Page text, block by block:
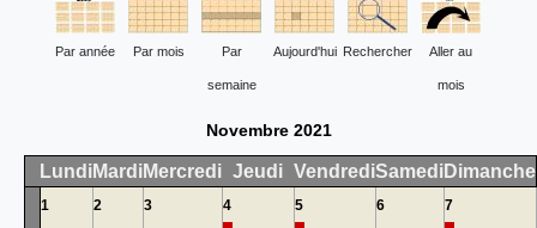
Par année Par mois Par
semaine
Aujourd'hui Rechercher Aller au
mois
Novembre 2021
LundiMardiMercredi Jeudi VendrediSamediDimanche
1 2 3 4 5 6 7